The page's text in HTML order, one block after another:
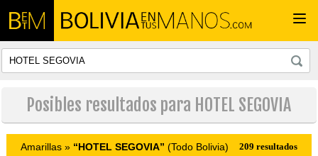
Posibles resultados para HOTEL SEGOVIA
Amarillas » “HOTEL SEGOVIA” (Todo Bolivia) 209 resultados